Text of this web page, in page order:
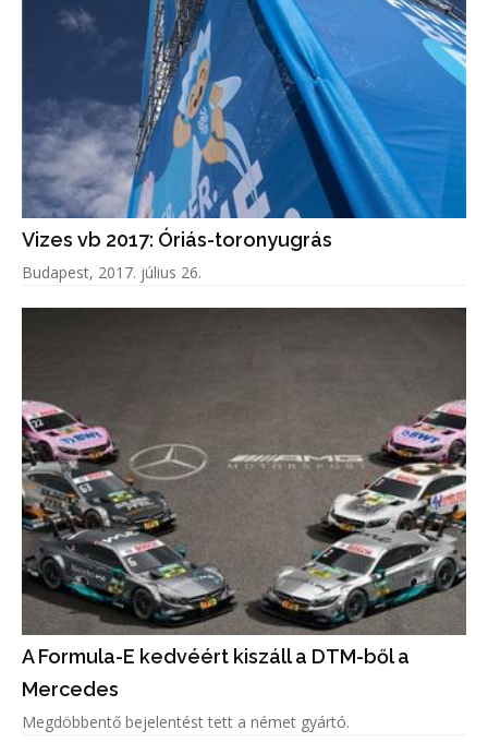
Vizes vb 2017: Óriás-toronyugrás
Budapest, 2017. július 26.
A Formula-E kedvéért kiszáll a DTM-ből a
Mercedes
Megdöbbentő bejelentést tett a német gyártó.